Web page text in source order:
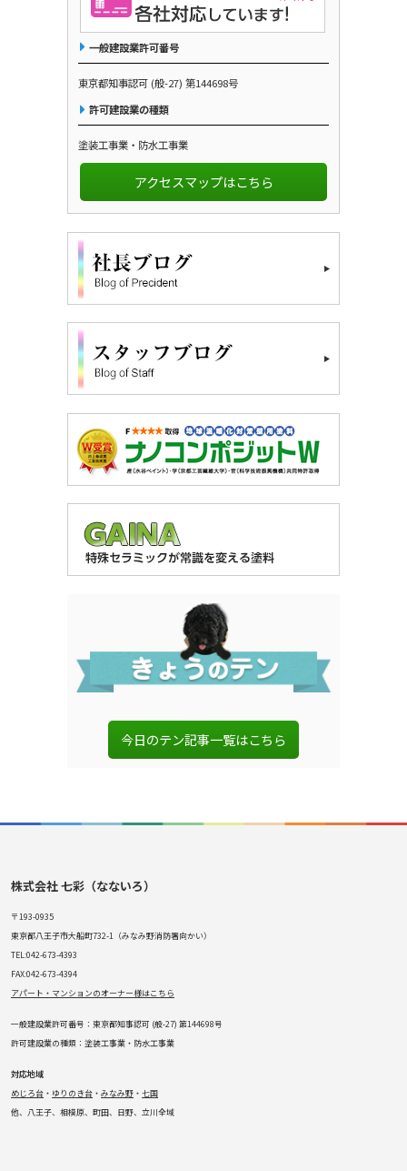
一般建設業許可番号
東京都知事認可 (般-27) 第144698号
許可建設業の種類
塗装工事業・防水工事業
アクセスマップはこちら
今日のテン記事一覧はこちら
株式会社 七彩（なないろ）
〒193-0935
東京都八王子市大船町732-1（みなみ野消防署向かい）
TEL:042-673-4393
FAX:042-673-4394
アパート・マンションのオーナー様はこちら
一般建設業許可番号：東京都知事認可 (般-27) 第144698号
許可建設業の種類：塗装工事業・防水工事業
対応地域
めじろ台 ・ ゆりのき台 ・ みなみ野 ・ 七国
他、八王子、相模原、町田、日野、立川全域